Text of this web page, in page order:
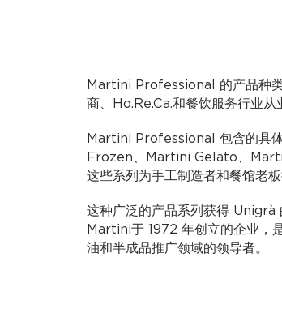
Martini Professional 的产品种
商、Ho.Re.Ca.和餐饮服务行业从
Martini Professional 包含的具
Frozen、Martini Gelato、
这些系列为手工制造者和餐馆老
这种广泛的产品系列获得
Martini于 1972 年创立的企业，
油和半成品推广领域的领导者。